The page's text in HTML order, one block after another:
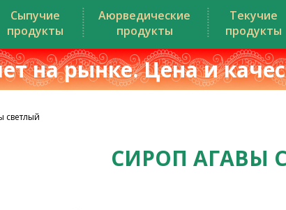
Сыпучие
продукты
Аюрведические
продукты
Текучие
продукты
на рынке. Цена и
светлый
СИРОП АГАВЫ